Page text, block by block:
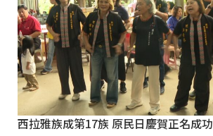
西拉雅族成第17族 原民日慶賀正名成功